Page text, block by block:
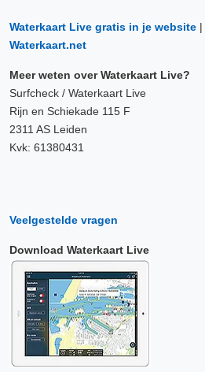
Waterkaart Live gratis in je website |
Waterkaart.net
Meer weten over Waterkaart Live?
Surfcheck / Waterkaart Live
Rijn en Schiekade 115 F
2311 AS Leiden
Kvk: 61380431
Veelgestelde vragen
Download Waterkaart Live